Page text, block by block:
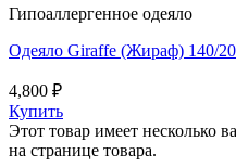
Гипоаллергенное одеяло
Одеяло Giraffe (Жираф) 140/
4,800 ₽
Купить
Этот товар имеет несколько
на странице товара.